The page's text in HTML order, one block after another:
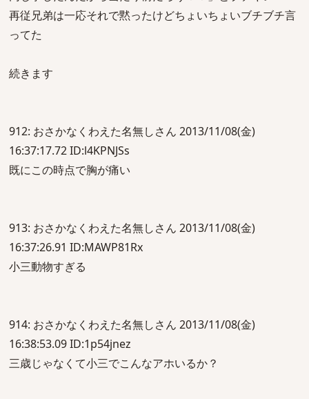
再従兄弟は一応それで黙ったけどちょいちょいブチブチ言
ってた
続きます
912: おさかなくわえた名無しさん 2013/11/08(金)
16:37:17.72 ID:l4KPNJSs
既にこの時点で胸が痛い
913: おさかなくわえた名無しさん 2013/11/08(金)
16:37:26.91 ID:MAWP81Rx
小三動物すぎる
914: おさかなくわえた名無しさん 2013/11/08(金)
16:38:53.09 ID:1p54jnez
三歳じゃなくて小三でこんなアホいるか？